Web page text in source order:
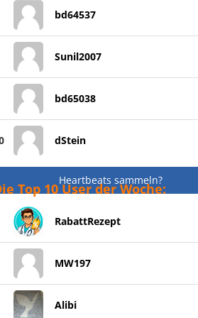
bd64537
Sunil2007
bd65038
dStein
Heartbeats sammeln?
Top 10 User der Woche:
RabattRezept
MW197
Alibi